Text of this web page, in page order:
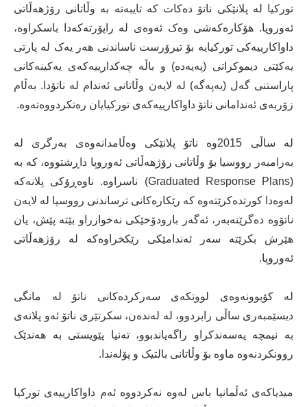
تورکیا لە پلانێکی ناتۆ دەکات کە تایبەتە بە وڵاتانی رۆژهەڵاتی
ئەوروپا. هۆکارەکەشی وەک ئەوەی لە راپۆرتەکەدا باسکراوە،
داواکارییەکی تورکیایە بۆ تیرۆرست ناساندنی هەر یەک لە پارتی
یەکێتی دیموکراتی (پەیەدە) و باڵە چەکدارییەکەی یەکینەکانی
پاراستنی گەل (یەپەگە) لە لایەن وڵاتانی ئەندام لە ناتۆدا. بەڵام
زۆربەی ئەندامانی ناتۆ داواکارییەکەی تورکیایان رەتکردووەتەوە.
لە ساڵی 2015وە ناتۆ پلانێکی وەڵامدانەوەی بەرگری لە
بەرامبەر رووسیا بۆ وڵاتانی رۆژهەڵاتی ئەوروپا داڕشتووە، کە بە
(Graduated Response Plans) ناسراوە. ناوەڕۆکی پلانەکە
لەوەدا کورتدەکرێتەوە کە رێکارەکانی ترساندنی رووسیا لە لایەن
ناتۆوە دەگرێنەبەر، ئەگەر بارودۆخێکی نەخوازراو بێتە پێش، یان
هێرش بکرێتە سەر ئەندامێکی رێکخراوەکە لە رۆژهەڵاتی
ئەوروپا.
لە کۆبوونەوەی لووتکەی سەرکردەکانی ناتۆ لە مانگی
دیسێمبەری ساڵی رابردوو، لە لەندەن، سکرتێری ناتۆ ئەو پلانەی
بە نیمچە پەسەندکراو راگەیاندبوو، تەنیا پێویستی بە هەندێک
روونکردنەوە ماوە بۆ وڵاتانی بالتیک و پۆلەندا.
میدیاکەی ئەڵمانیا باس لەوە نەکردووە ئەم داواکارییەی تورکیا